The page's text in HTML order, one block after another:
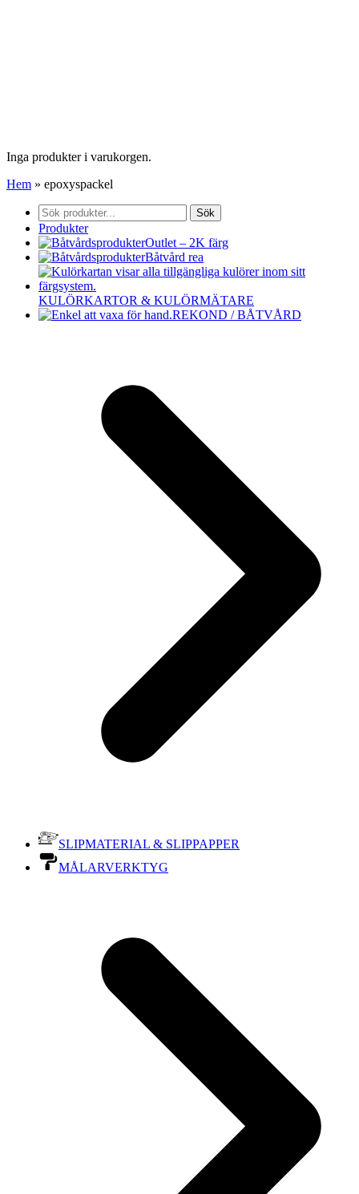
Inga produkter i varukorgen.
Hem » epoxyspackel
Sök
efter:
Produkter
Outlet – 2K färg
Båtvård rea
KULÖRKARTOR & KULÖRMÄTARE
REKOND / BÅTVÅRD
SLIPMATERIAL & SLIPPAPPER
MÅLARVERKTYG